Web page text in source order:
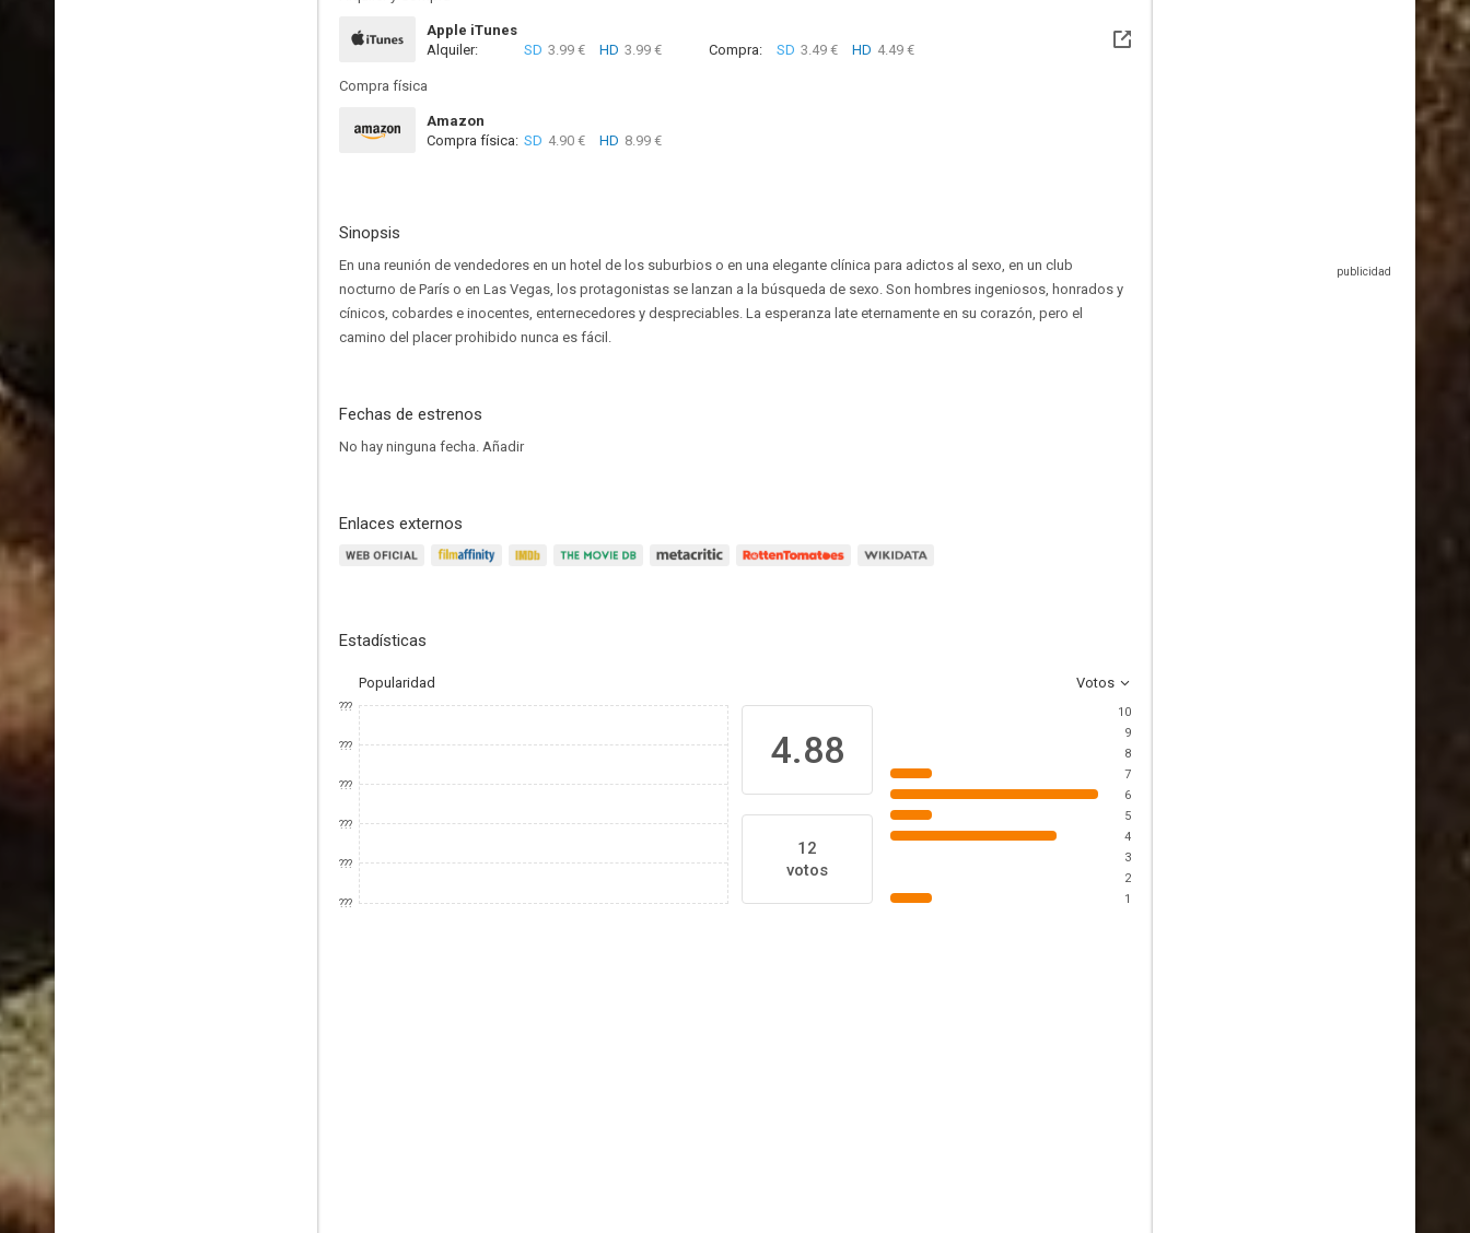
Apple iTunes
Alquiler:
SD 3.99 € HD 3.99 € Compra: SD 3.49 € HD 4.49 €
Compra física
Amazon
Compra física: SD 4.90 € HD 8.99 €
Sinopsis
En una reunión de vendedores en un hotel de los suburbios o en una elegante clínica para adictos al sexo, en un club
nocturno de París o en Las Vegas, los protagonistas se lanzan a la búsqueda de sexo. Son hombres ingeniosos, honrados y
cínicos, cobardes e inocentes, enternecedores y despreciables. La esperanza late eternamente en su corazón, pero el
camino del placer prohibido nunca es fácil.
Fechas de estrenos
No hay ninguna fecha. Añadir
Enlaces externos
Estadísticas
Popularidad Votos
???
???
???
???
???
???
4.88
12
votos
10
9
8
7
6
5
4
3
2
1